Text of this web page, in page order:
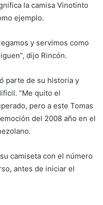
la camisa Vinotinto
ejemplo.
y servimos como
dijo Rincón.
parte de su historia y
“Me quito el
pero a este Tomas
del 2008 año en el
camiseta con el número
antes de iniciar el